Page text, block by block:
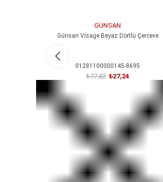
GÜNSAN
Günsan Visage Beyaz Dörtlü Çerceve
01281100000145-8695
₺27,24
₺77,82